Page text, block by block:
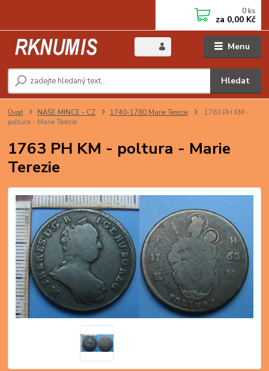
Menu
Hledat
0 ks
za 0,00 Kč
Úvod NAŠE MINCE - CZ 1740-1780 Marie Terezie
1763 PH KM -
poltura - Marie Terezie
1763 PH KM - poltura - Marie
Terezie